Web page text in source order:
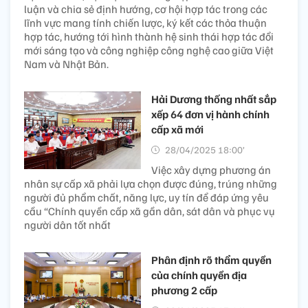
luận và chia sẻ định hướng, cơ hội hợp tác trong các
lĩnh vực mang tính chiến lược, ký kết các thỏa thuận
hợp tác, hướng tới hình thành hệ sinh thái hợp tác đổi
mới sáng tạo và công nghiệp công nghệ cao giữa Việt
Nam và Nhật Bản.
Hải Dương thống nhất sắp
xếp 64 đơn vị hành chính
cấp xã mới
28/04/2025 18:00’
Việc xây dựng phương án
nhân sự cấp xã phải lựa chọn được đúng, trúng những
người đủ phẩm chất, năng lực, uy tín để đáp ứng yêu
cầu “Chính quyền cấp xã gần dân, sát dân và phục vụ
người dân tốt nhất
Phân định rõ thẩm quyền
của chính quyền địa
phương 2 cấp